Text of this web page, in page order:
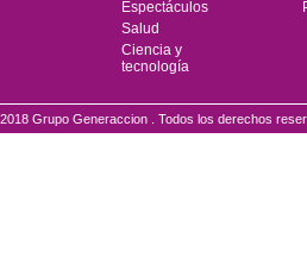
Espectáculos
Salud
Ciencia y
tecnología
2018 Grupo Generaccion . Todos los derechos